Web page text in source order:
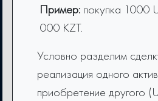
Пример: покупка 1000
000 KZT.
Условно разделим
реализация одного
приобретение другого